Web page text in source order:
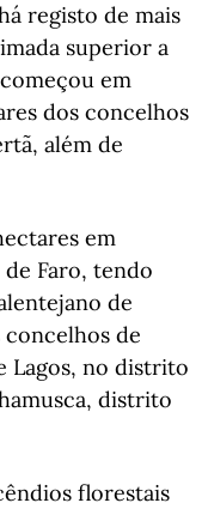
registo de mais
superior a
em
dos concelhos
além de
em
Faro, tendo
de
de
Lagos, no distrito
distrito
florestais